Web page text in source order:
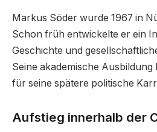
Markus Söder wurde 1967 in
Schon früh entwickelte er ein
Geschichte und
Seine akademische Ausbildung
für seine spätere politische
Aufstieg innerhalb der